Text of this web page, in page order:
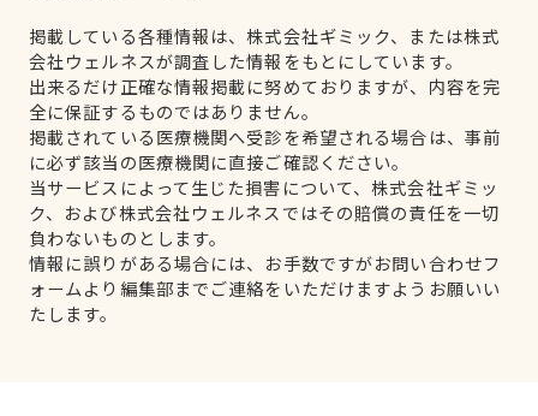
掲載している各種情報は、株式会社ギミック、または株式
会社ウェルネスが調査した情報をもとにしています。
出来るだけ正確な情報掲載に努めておりますが、内容を完
全に保証するものではありません。
掲載されている医療機関へ受診を希望される場合は、事前
に必ず該当の医療機関に直接ご確認ください。
当サービスによって生じた損害について、株式会社ギミッ
ク、および株式会社ウェルネスではその賠償の責任を一切
負わないものとします。
情報に誤りがある場合には、お手数ですがお問い合わせフ
ォームより編集部までご連絡をいただけますようお願いい
たします。